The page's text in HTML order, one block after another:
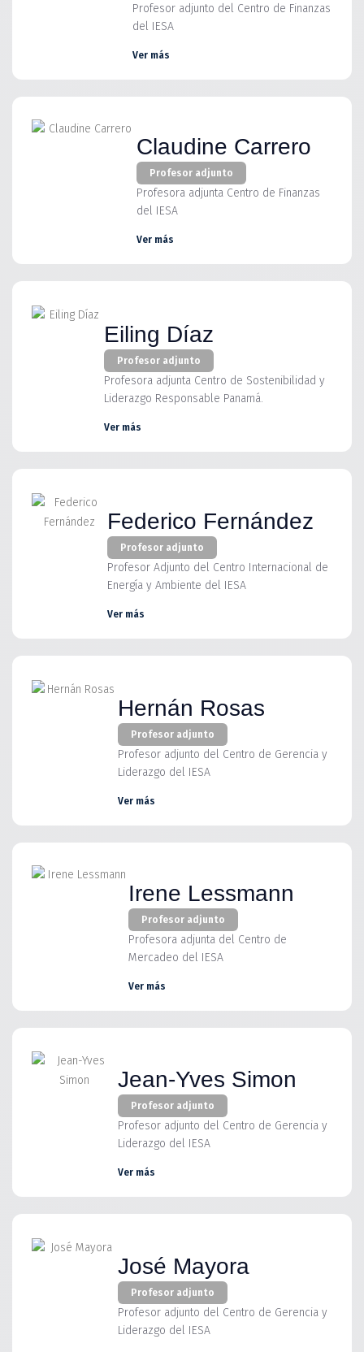
Profesor adjunto del Centro de Finanzas
del IESA
Ver más
Claudine Carrero
Profesor adjunto
Profesora adjunta Centro de Finanzas
del IESA
Ver más
Eiling Díaz
Profesor adjunto
Profesora adjunta Centro de Sostenibilidad y
Liderazgo Responsable Panamá.
Ver más
Federico Fernández
Profesor adjunto
Profesor Adjunto del Centro Internacional de
Energía y Ambiente del IESA
Ver más
Hernán Rosas
Profesor adjunto
Profesor adjunto del Centro de Gerencia y
Liderazgo del IESA
Ver más
Irene Lessmann
Profesor adjunto
Profesora adjunta del Centro de
Mercadeo del IESA
Ver más
Jean-Yves Simon
Profesor adjunto
Profesor adjunto del Centro de Gerencia y
Liderazgo del IESA
Ver más
José Mayora
Profesor adjunto
Profesor adjunto del Centro de Gerencia y
Liderazgo del IESA